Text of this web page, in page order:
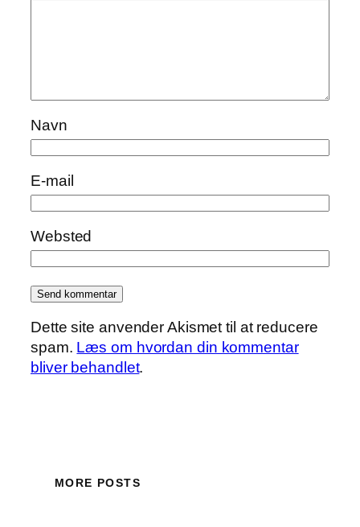
Navn
E-mail
Websted
Dette site anvender Akismet til at reducere
spam. Læs om hvordan din kommentar
bliver behandlet.
MORE POSTS